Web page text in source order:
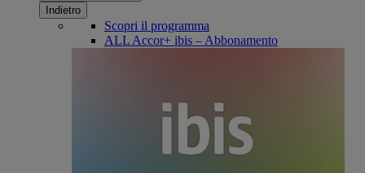
Indietro
Scopri il programma
ALL Accor+ ibis – Abbonamento